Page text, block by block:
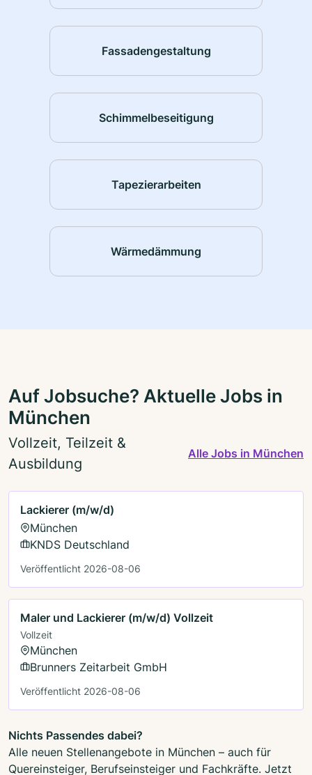
Fassadengestaltung
Schimmelbeseitigung
Tapezierarbeiten
Wärmedämmung
Auf Jobsuche? Aktuelle Jobs in
München
Vollzeit, Teilzeit &
Ausbildung
Alle Jobs in München
Lackierer (m/w/d)
München
KNDS Deutschland
Veröffentlicht 2026-08-06
Maler und Lackierer (m/w/d) Vollzeit
Vollzeit
München
Brunners Zeitarbeit GmbH
Veröffentlicht 2026-08-06
Nichts Passendes dabei?
Alle neuen Stellenangebote in München – auch für
Quereinsteiger, Berufseinsteiger und Fachkräfte. Jetzt